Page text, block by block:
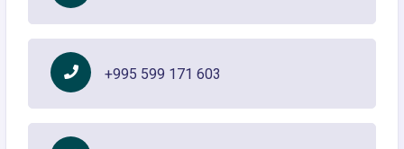
+995 599 171 603